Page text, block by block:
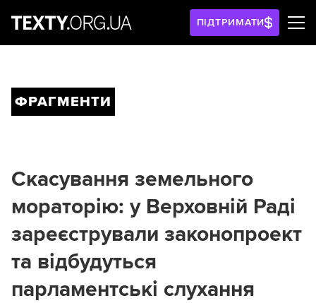
ПІДТРИМАТИ
ФРАГМЕНТИ
Скасування земельного
мораторію: у Верховній Раді
зареєстрували законопроект
та відбудуться
парламентські слухання